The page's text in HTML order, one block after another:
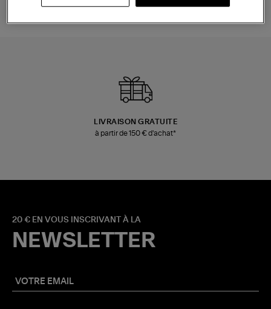
LIVRAISON GRATUITE
à partir de 150 € d'achat*
20 € EN VOUS INSCRIVANT À LA
NEWSLETTER